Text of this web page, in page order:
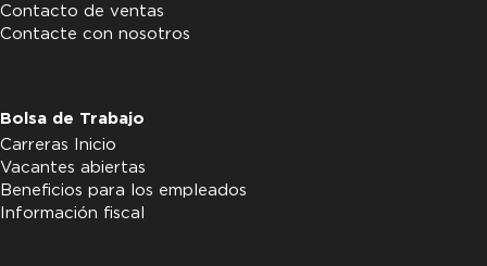
Contacto de ventas
Contacte con nosotros
Bolsa de Trabajo
Carreras Inicio
Vacantes abiertas
Beneficios para los empleados
Información fiscal